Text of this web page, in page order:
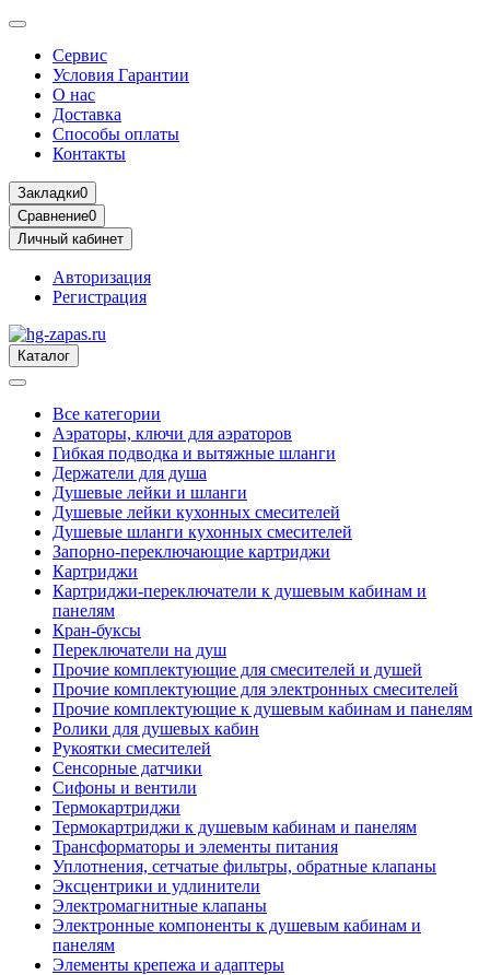
Сервис
Условия Гарантии
О нас
Доставка
Способы оплаты
Контакты
Закладки0
Сравнение0
Личный кабинет
Авторизация
Регистрация
Каталог
Все категории
Аэраторы, ключи для аэраторов
Гибкая подводка и вытяжные шланги
Держатели для душа
Душевые лейки и шланги
Душевые лейки кухонных смесителей
Душевые шланги кухонных смесителей
Запорно-переключающие картриджи
Картриджи
Картриджи-переключатели к душевым кабинам и
панелям
Кран-буксы
Переключатели на душ
Прочие комплектующие для смесителей и душей
Прочие комплектующие для электронных смесителей
Прочие комплектующие к душевым кабинам и панелям
Ролики для душевых кабин
Рукоятки смесителей
Сенсорные датчики
Сифоны и вентили
Термокартриджи
Термокартриджи к душевым кабинам и панелям
Трансформаторы и элементы питания
Уплотнения, сетчатые фильтры, обратные клапаны
Эксцентрики и удлинители
Электромагнитные клапаны
Электронные компоненты к душевым кабинам и
панелям
Элементы крепежа и адаптеры